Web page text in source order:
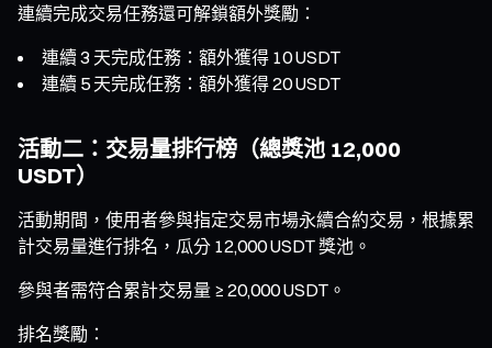
連續完成交易任務還可解鎖額外獎勵：
連續 3 天完成任務：額外獲得 10 USDT
連續 5 天完成任務：額外獲得 20 USDT
活動二：交易量排行榜（總獎池 12,000
USDT）
活動期間，使用者參與指定交易市場永續合約交易，根據累
計交易量進行排名，瓜分 12,000 USDT 獎池。
參與者需符合累計交易量 ≥ 20,000 USDT。
排名獎勵：